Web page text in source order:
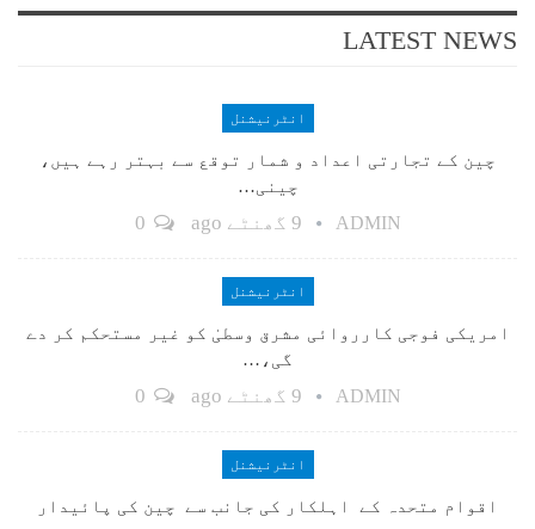
LATEST NEWS
انٹرنیشنل
چین کے تجارتی اعداد و شمار توقع سے بہتر رہے ہیں،
چینی…
ADMIN 9 گھنٹے ago
انٹرنیشنل
امریکی فوجی کارروائی مشرق وسطیٰ کو غیر مستحکم کر دے
گی،…
ADMIN 9 گھنٹے ago
انٹرنیشنل
اقوام متحدہ کے اہلکار کی جانب سے چین کی پائیدار